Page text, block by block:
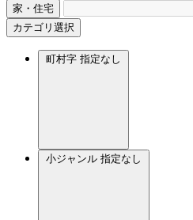
家・住宅
カテゴリ選択
町村字 指定なし
小ジャンル 指定なし